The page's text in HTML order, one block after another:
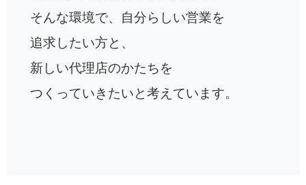
そんな環境で、自分らしい営業を
追求したい方と、
新しい代理店のかたちを
つくっていきたいと考えています。